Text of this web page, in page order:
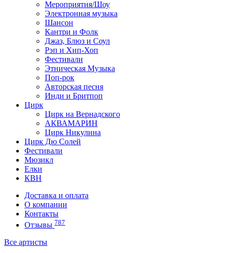
Мероприятия/Шоу
Электронная музыка
Шансон
Кантри и Фолк
Джаз, Блюз и Соул
Рэп и Хип-Хоп
Фестивали
Этническая Музыка
Поп-рок
Авторская песня
Инди и Бритпоп
Цирк
Цирк на Вернадского
АКВАМАРИН
Цирк Никулина
Цирк Дю Солей
Фестивали
Мюзикл
Елки
КВН
Доставка и оплата
О компании
Контакты
Отзывы 787
Все артисты